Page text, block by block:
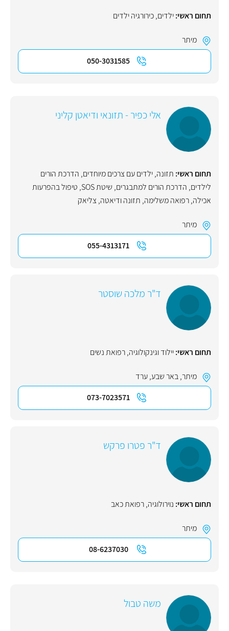
תחום ראשי:ילדים,כירורגיה ילדים
מיתר
050-3031585
אלי כפיר - תזונאי ודיאטן קליני
תחום ראשי: תזונה,ילדים עם צרכים מיוחדים, הדרכת הורים
לילדים, הדרכת הורים למתבגרים, שיטת SOS , טיפול בהפרעות
אכילה,רפואה משלימה, תזונה ודיאטה, צליאק
מיתר
055-4313171
ד"ר מלכה שוסטר
תחום ראשי:יילוד וגינקולוגיה, רפואת נשים
מיתר,באר שבע,ערד
073-7023571
ד"ר פטרו פרקש
תחום ראשי: נוירולוגיה,רפואת כאב
מיתר
08-6237030
משה טבול